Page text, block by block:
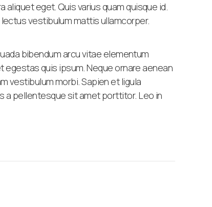
eget. Quis varius quam quisque id.
vestibulum mattis ullamcorper.
bibendum arcu vitae elementum
egestas quis ipsum. Neque ornare aenean
vestibulum morbi. Sapien et ligula
a pellentesque sit amet porttitor. Leo in